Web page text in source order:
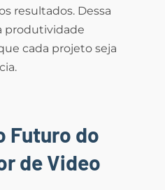
resultados. Dessa
produtividade
cada projeto seja
Futuro do
de Video